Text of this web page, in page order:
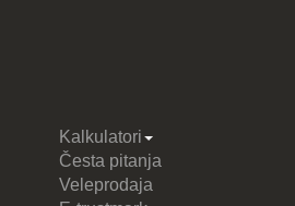
Kalkulatori
Česta pitanja
Veleprodaja